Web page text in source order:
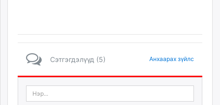
tumen.mn
shuum.mn
times.mn
tvmongolia.mn
mass.mn
Сэтгэгдэлүүд (5) Анхаарах зүйлс